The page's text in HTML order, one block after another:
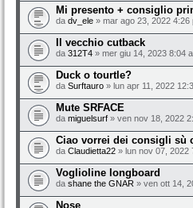
Mi presento + consiglio
da dv_ele » mar ago 23, 2022 4:26
Il vecchio cutback
da 312T4 » mer giu 14, 2023 8:04
Duck o tourtle?
da Surftauro » lun apr 11, 2022
Mute SRFACE
da miguelsurf » ven nov 18, 2022
Ciao vorrei dei consigli sù
da Claudietta22 » lun nov 07, 2022
Voglioline longboard
da shane the GNAR » ven ott 14,
Nose